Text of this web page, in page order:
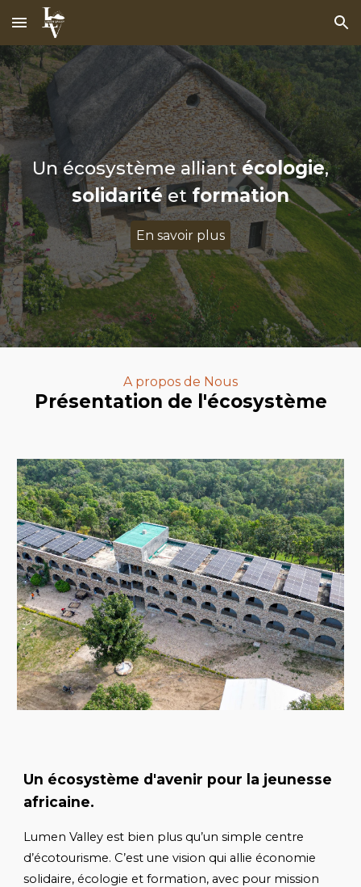
Skip to main content Skip to navigation
Unécosystèmealliantécologie,
solidaritéet formation
En savoir plus
A propos de Nous
Présentation d e l'écosystème
Un écosystème d'avenir pour la jeunesse
africaine.
Lumen Valley est bien plus qu’un simple centre
d’écotourisme. C’est une vision qui allie économie
solidaire, écologie et formation, avec pour mission